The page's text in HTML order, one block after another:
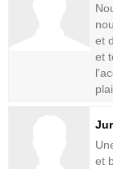
et
et
et